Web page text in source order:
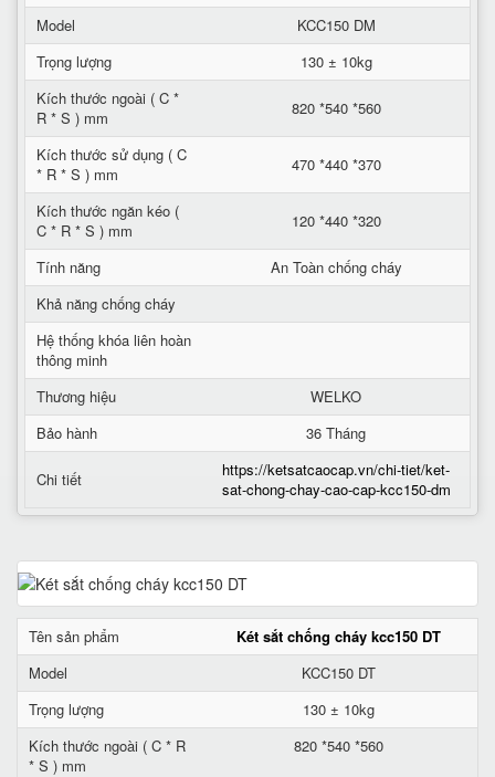
Model
KCC150 DM
Trọng lượng
130 ± 10kg
Kích thước ngoài ( C *
R * S ) mm
820 *540 *560
Kích thước sử dụng ( C
* R * S ) mm
470 *440 *370
Kích thước ngăn kéo (
C * R * S ) mm
120 *440 *320
Tính năng
An Toàn chống cháy
Khả năng chống cháy
Hệ thống khóa liên hoàn
thông minh
Thương hiệu
WELKO
Bảo hành
36 Tháng
Chi tiết
https://ketsatcaocap.vn/chi-tiet/ket-
sat-chong-chay-cao-cap-kcc150-dm
Tên sản phẩm
Két sắt chống cháy kcc150 DT
Model
KCC150 DT
Trọng lượng
130 ± 10kg
Kích thước ngoài ( C * R
* S ) mm
820 *540 *560